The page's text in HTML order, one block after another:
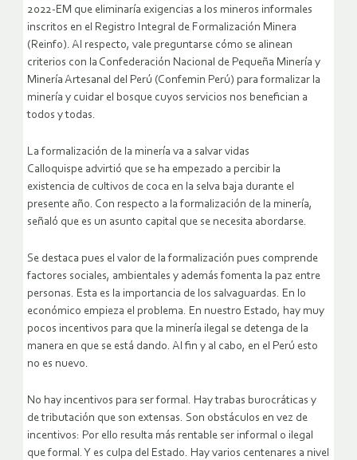
2022-EM que eliminaría exigencias a los mineros informales
inscritos en el Registro Integral de Formalización Minera
(Reinfo). Al respecto, vale preguntarse cómo se alinean
criterios con la Confederación Nacional de Pequeña Minería y
Minería Artesanal del Perú (Confemin Perú) para formalizar la
minería y cuidar el bosque cuyos servicios nos benefician a
todos y todas.
La formalización de la minería va a salvar vidas
Calloquispe advirtió que se ha empezado a percibir la
existencia de cultivos de coca en la selva baja durante el
presente año. Con respecto a la formalización de la minería,
señaló que es un asunto capital que se necesita abordarse.
Se destaca pues el valor de la formalización pues comprende
factores sociales, ambientales y además fomenta la paz entre
personas. Esta es la importancia de los salvaguardas. En lo
económico empieza el problema. En nuestro Estado, hay muy
pocos incentivos para que la minería ilegal se detenga de la
manera en que se está dando. Al fin y al cabo, en el Perú esto
no es nuevo.
No hay incentivos para ser formal. Hay trabas burocráticas y
de tributación que son extensas. Son obstáculos en vez de
incentivos: Por ello resulta más rentable ser informal o ilegal
que formal. Y es culpa del Estado. Hay varios centenares a nivel